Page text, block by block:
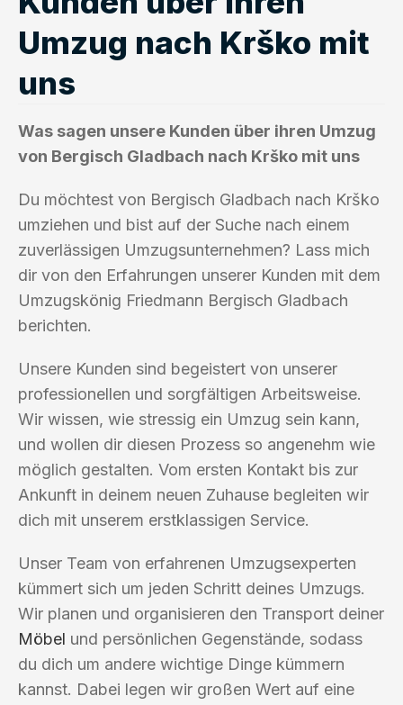
Umzug nach Krško mit
uns
Was sagen unsere Kunden über ihren Umzug
von Bergisch Gladbach nach Krško mit uns
Du möchtest von Bergisch Gladbach nach Krško
umziehen und bist auf der Suche nach einem
zuverlässigen Umzugsunternehmen? Lass mich
dir von den Erfahrungen unserer Kunden mit dem
Umzugskönig Friedmann Bergisch Gladbach
berichten.
Unsere Kunden sind begeistert von unserer
professionellen und sorgfältigen Arbeitsweise.
Wir wissen, wie stressig ein Umzug sein kann,
und wollen dir diesen Prozess so angenehm wie
möglich gestalten. Vom ersten Kontakt bis zur
Ankunft in deinem neuen Zuhause begleiten wir
dich mit unserem erstklassigen Service.
Unser Team von erfahrenen Umzugsexperten
kümmert sich um jeden Schritt deines Umzugs.
Wir planen und organisieren den Transport deiner
Möbel und persönlichen Gegenstände, sodass
du dich um andere wichtige Dinge kümmern
kannst. Dabei legen wir großen Wert auf eine